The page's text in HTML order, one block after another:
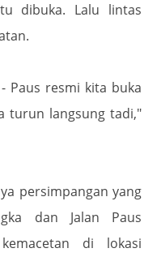
dibuka. Lalu lintas
Paus resmi kita buka
turun langsung tadi,"
persimpangan yang
dan Jalan Paus
di lokasi